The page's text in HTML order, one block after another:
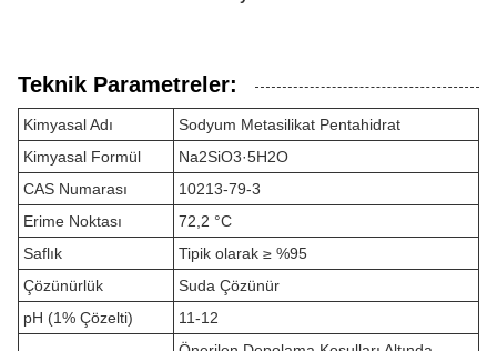
Teknik Parametreler:
Kimyasal Adı
Sodyum Metasilikat Pentahidrat
Kimyasal Formül
Na2SiO3·5H2O
CAS Numarası
10213-79-3
Erime Noktası
72,2 °C
Saflık
Tipik olarak ≥ %95
Çözünürlük
Suda Çözünür
pH (1% Çözelti)
11-12